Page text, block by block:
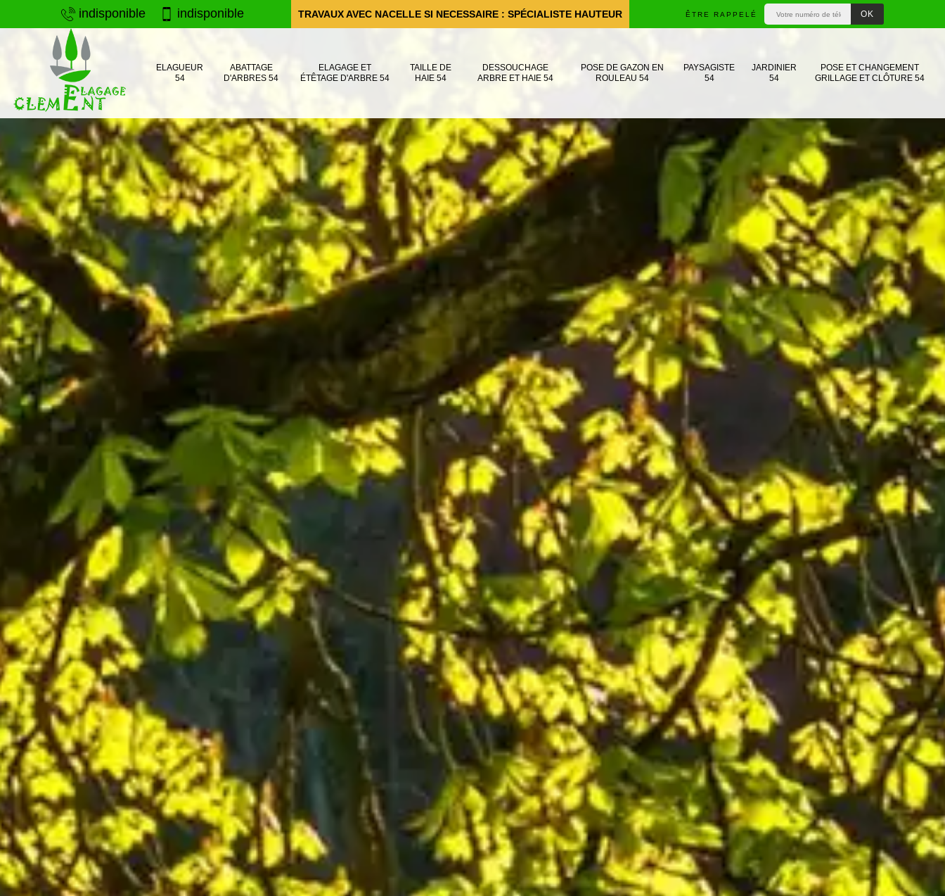
indisponible indisponible TRAVAUX AVEC NACELLE SI NECESSAIRE : SPÉCIALISTE HAUTEUR ÊTRE RAPPELÉ
ELAGUEUR
54
ABATTAGE
D'ARBRES 54
ELAGAGE ET
ÉTÊTAGE D'ARBRE 54
TAILLE DE
HAIE 54
DESSOUCHAGE
ARBRE ET HAIE 54
POSE DE GAZON EN
ROULEAU 54
PAYSAGISTE
54
JARDINIER
54
POSE ET CHANGEMENT
GRILLAGE ET CLÔTURE 54